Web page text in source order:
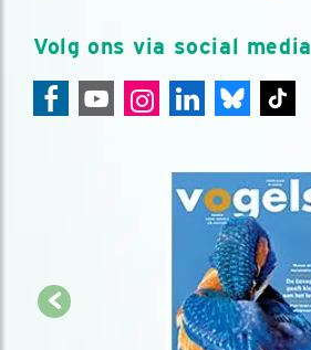
Volg ons via social media